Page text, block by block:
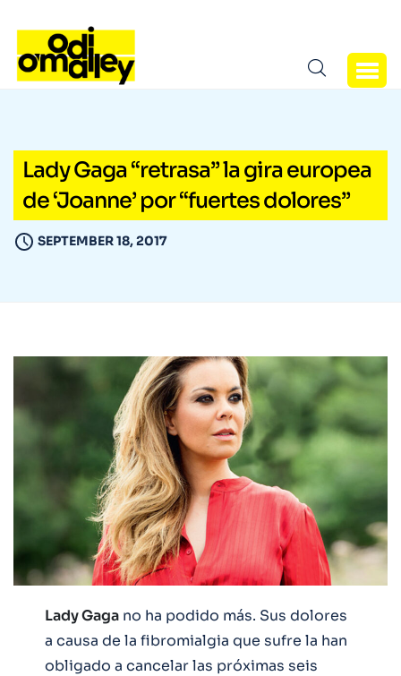
Lady Gaga “retrasa” la gira europea
de ‘Joanne’ por “fuertes dolores”
SEPTEMBER 18, 2017
Lady Gaga no ha podido más. Sus dolores
a causa de la fibromialgia que sufre la han
obligado a cancelar las próximas seis